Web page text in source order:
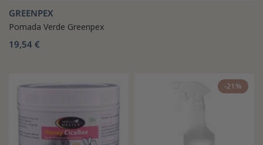
GREENPEX
Pomada Verde Greenpex
19,54 €
-21%